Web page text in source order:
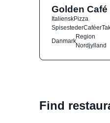
Golden Café
ItalienskPizza
SpisestederCaféer
Danmark
Region
Nordjylland
Find